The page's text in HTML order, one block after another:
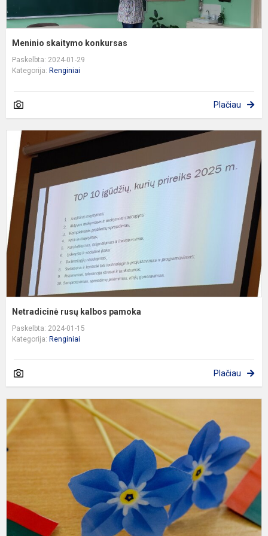
Meninio skaitymo konkursas
Paskelbta: 2024-01-29
Kategorija: Renginiai
Plačiau
Netradicinė rusų kalbos pamoka
Paskelbta: 2024-01-15
Kategorija: Renginiai
Plačiau